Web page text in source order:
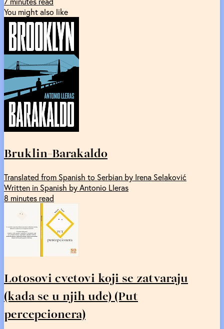
You might also like
Bruklin-Barakaldo
Translated from Spanish to Serbian by Irena Selaković
Written in Spanish by Antonio Lleras
8 minutes read
Lotosovi cvetovi koji se zatvaraju
(kada se u njih uđe) (Put
percepcionera)